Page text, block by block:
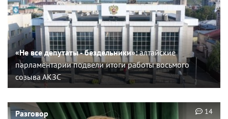
«Не все депутаты - бездельники»:алтайские
парламентарии подвели итоги работы восьмого
созыва АКЗС
Разговор 14